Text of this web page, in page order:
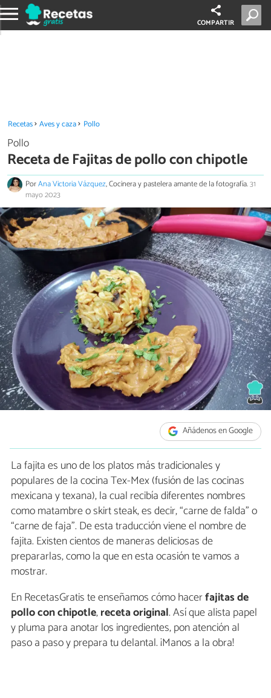
COMPARTIR
Recetas Aves y caza Pollo
Pollo
Receta de Fajitas de pollo con chipotle
PorAna Victoria Vázquez, Cocinera y pastelera amante de la fotografía.31
mayo 2023
Añádenos en Google
La fajita es uno de los platos más tradicionales y
populares de la cocina Tex-Mex (fusión de las cocinas
mexicana y texana), la cual recibía diferentes nombres
como matambre o skirt steak, es decir, “carne de falda” o
“carne de faja”. De esta traducción viene el nombre de
fajita. Existen cientos de maneras deliciosas de
prepararlas, como la que en esta ocasión te vamos a
mostrar.
En RecetasGratis te enseñamos cómo hacerfajitas de
pollo con chipotle,receta original. Así que alista papel
y pluma para anotar los ingredientes, pon atención al
paso a paso y prepara tu delantal. ¡Manos a la obra!